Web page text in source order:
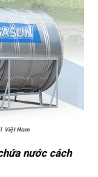
nước cách